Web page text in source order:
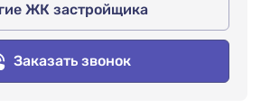
ЖК застройщика
Заказать звонок